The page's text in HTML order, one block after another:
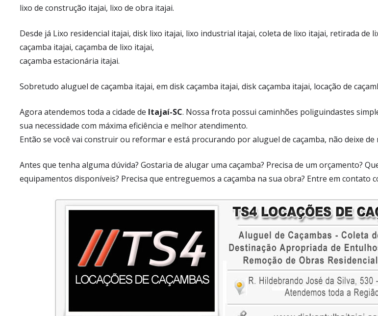
lixo de construção itajai, lixo de obra itajai.
Desde já Lixo residencial itajai, disk lixo itajai, lixo industrial itajai, coleta de lixo itajai, retirada de
caçamba itajai, caçamba de lixo itajai,
caçamba estacionária itajai.
Sobretudo aluguel de caçamba itajai, em disk caçamba itajai, disk caçamba itajai, locação de
Agora atendemos toda a cidade de Itajaí-SC. Nossa frota possui caminhões poliguindastes
sua necessidade com máxima eficiência e melhor atendimento.
Então se você vai construir ou reformar e está procurando por aluguel de caçamba, não deixe de
Antes que tenha alguma dúvida? Gostaria de alugar uma caçamba? Precisa de um orçamento?
equipamentos disponíveis? Precisa que entreguemos a caçamba na sua obra? Entre em contato